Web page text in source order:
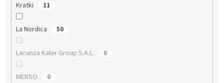
Kratki 11
La Nordica 50
Lacunza Kalor Group S.A.L. 0
MERSO 0